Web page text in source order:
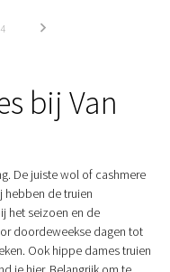
4
bij Van
De juiste wol of cashmere
hebben de truien
het seizoen en de
doordeweekse dagen tot
Ook hippe dames truien